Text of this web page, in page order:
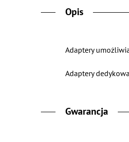
Opis
Adaptery
Adaptery
Gwarancja